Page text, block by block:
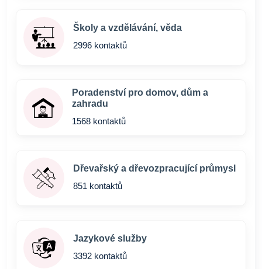
Školy a vzdělávání, věda
2996 kontaktů
Poradenství pro domov, dům a
zahradu
1568 kontaktů
Dřevařský a dřevozpracující průmysl
851 kontaktů
Jazykové služby
3392 kontaktů